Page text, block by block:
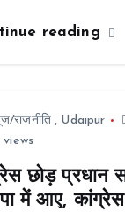
reading
राजनीति, Udaipur
views
छोड़ प्रधान
में आए,